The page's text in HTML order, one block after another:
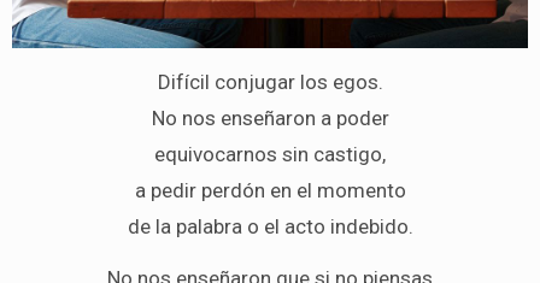
Difícil conjugar los egos.
No nos enseñaron a poder
equivocarnos sin castigo,
a pedir perdón en el momento
de la palabra o el acto indebido.
No nos enseñaron que si no piensas